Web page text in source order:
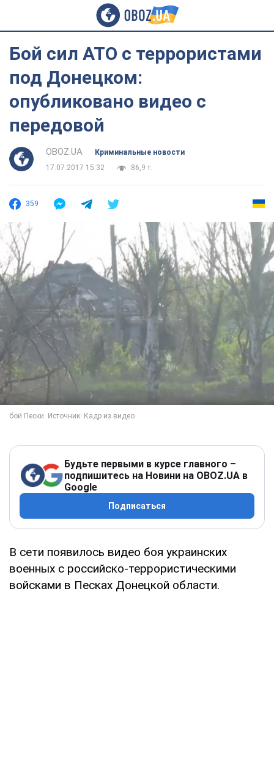
Бой сил АТО с террористами
под Донецком:
опубликовано видео с
передовой
OBOZ.UA
Криминальные новости
17.07.2017 15:32
86,9 т.
359
Будьте первыми в курсе главного –
подпишитесь на Новини на OBOZ.UA в
Google
Подписаться
В сети появилось видео боя украинских
военных с российско-террористическими
войсками в Песках Донецкой области.